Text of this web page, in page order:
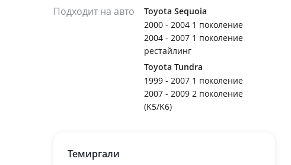
Подходит на авто
Toyota Sequoia
2000 - 2004 1 поколение
2004 - 2007 1 поколение
рестайлинг
Toyota Tundra
1999 - 2007 1 поколение
2007 - 2009 2 поколение
(K5/K6)
Темиргали